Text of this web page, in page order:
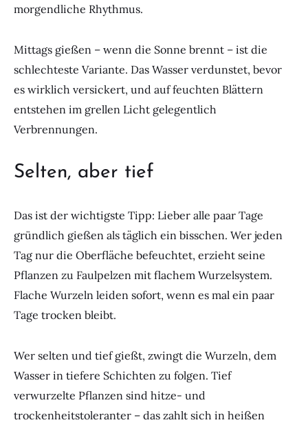
morgendliche Rhythmus.
Mittags gießen – wenn die Sonne brennt – ist die
schlechteste Variante. Das Wasser verdunstet, bevor
es wirklich versickert, und auf feuchten Blättern
entstehen im grellen Licht gelegentlich
Verbrennungen.
Selten, aber tief
Das ist der wichtigste Tipp: Lieber alle paar Tage
gründlich gießen als täglich ein bisschen. Wer jeden
Tag nur die Oberfläche befeuchtet, erzieht seine
Pflanzen zu Faulpelzen mit flachem Wurzelsystem.
Flache Wurzeln leiden sofort, wenn es mal ein paar
Tage trocken bleibt.
Wer selten und tief gießt, zwingt die Wurzeln, dem
Wasser in tiefere Schichten zu folgen. Tief
verwurzelte Pflanzen sind hitze- und
trockenheitstoleranter – das zahlt sich in heißen